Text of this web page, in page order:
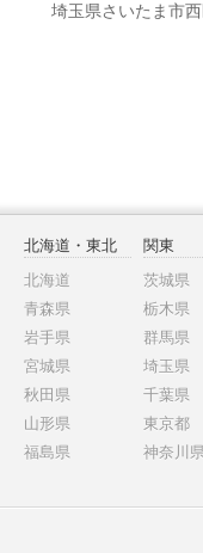
埼玉県さいたま市
北海道・東北
北海道
青森県
岩手県
宮城県
秋田県
山形県
福島県
関東
茨城県
栃木県
群馬県
埼玉県
千葉県
東京都
神奈川県